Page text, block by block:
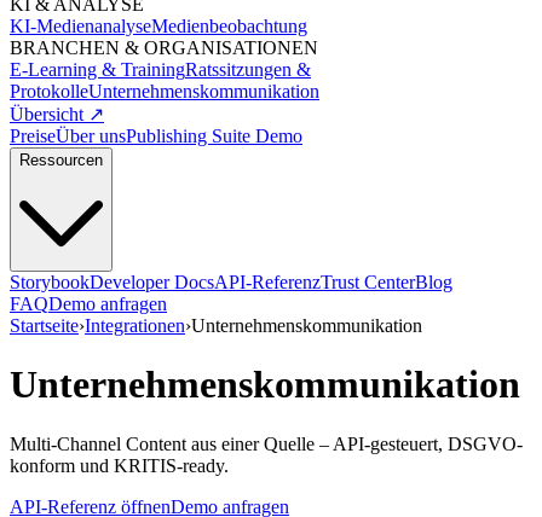
KI & ANALYSE
KI-MedienanalyseMedienbeobachtung
BRANCHEN & ORGANISATIONEN
E-Learning & TrainingRatssitzungen &
ProtokolleUnternehmenskommunikation
Übersicht ↗
PreiseÜber unsPublishing Suite Demo
Ressourcen
StorybookDeveloper DocsAPI-ReferenzTrust CenterBlog
FAQDemo anfragen
Startseite›Integrationen›Unternehmenskommunikation
Unternehmenskommunikation
Multi-Channel Content aus einer Quelle – API-gesteuert, DSGVO-
konform und KRITIS-ready.
API-Referenz öffnenDemo anfragen